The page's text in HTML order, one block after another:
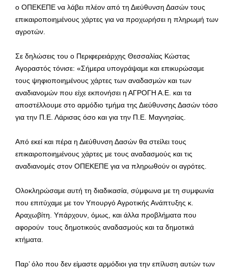
ο ΟΠΕΚΕΠΕ να λάβει πλέον από τη Διεύθυνση Δασών τους
επικαιροποιημένους χάρτες για να προχωρήσει η πληρωμή των
αγροτών.
Σε δηλώσεις του ο Περιφερειάρχης Θεσσαλίας Κώστας
Αγοραστός τόνισε: «Σήμερα υπογράψαμε και επικυρώσαμε
τους ψηφιοποιημένους χάρτες των αναδασμών και των
αναδιανομών που είχε εκπονήσει η ΑΓΡΟΓΗ Α.Ε. και τα
αποστέλλουμε στο αρμόδιο τμήμα της Διεύθυνσης Δασών τόσο
για την Π.Ε. Λάρισας όσο και για την Π.Ε. Μαγνησίας.
Από εκεί και πέρα η Διεύθυνση Δασών θα στείλει τους
επικαιροποιημένους χάρτες με τους αναδασμούς και τις
αναδιανομές στον ΟΠΕΚΕΠΕ για να πληρωθούν οι αγρότες.
Ολοκληρώσαμε αυτή τη διαδικασία, σύμφωνα με τη συμφωνία
που επιτύχαμε με τον Υπουργό Αγροτικής Ανάπτυξης κ.
Αραχωβίτη. Υπάρχουν, όμως, και άλλα προβλήματα που
αφορούν τους δημοτικούς αναδασμούς και τα δημοτικά
κτήματα.
Παρ’ όλο που δεν είμαστε αρμόδιοι για την επίλυση αυτών των